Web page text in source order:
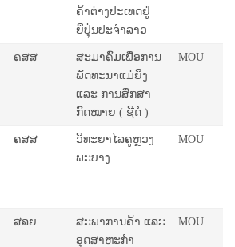
ຄ້າຕ່າງປະເທດຢູ່
ຍີ່ປຸ່ນປະຈໍາລາວ
ຄສສ
ສະມາຄົມເພື່ອການ
ພັດທະນາແມ່ຍິງ
ແລະ ການສຶກສາ
ກົດໝາຍ ( ຊີດໍ )
MOU
ຄສສ
ວິທະຍາໄລຄູຫຼວງ
ພະບາງ
MOU
ສລຍ
ສະພາການຄ້າ ແລະ
ອຸດສາຫະກຳ
MOU